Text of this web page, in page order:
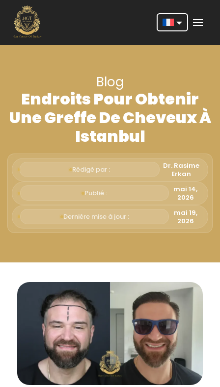
Deutsch
Português
Türkçe
Italiano
Română
Русский
Svenska
Blog
Endroits Pour Obtenir
Une Greffe De Cheveux À
Istanbul
Rédigé par :
Dr. Rasime
Erkan
Publié :
mai 14,
2026
Dernière mise à jour :
mai 19,
2026